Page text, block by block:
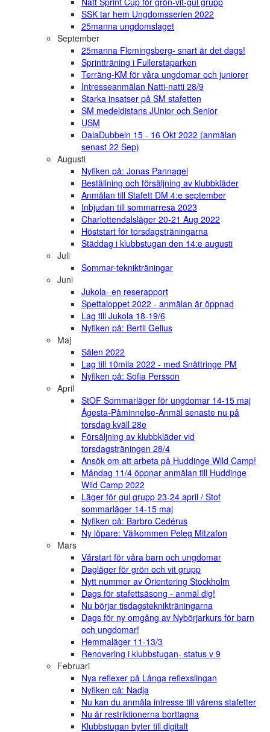
SSK tar hem Ungdomsserien 2022
25manna ungdomslaget
September
25manna Flemingsberg- snart är det dags!
Sprintträning i Fullerstaparken
Terräng-KM för våra ungdomar och juniorer
Intresseanmälan Natti-natti 28/9
Starka insatser på SM stafetten
SM medeldistans JUnior och Senior
USM
DalaDubbeln 15 - 16 Okt 2022 (anmälan
senast 22 Sep)
Augusti
Nyfiken på: Jonas Pannagel
Beställning och försäljning av klubbkläder
Anmälan till Stafett DM 4:e september
Inbjudan till sommarresa 2023
Charlottendalsläger 20-21 Aug 2022
Höststart för torsdagsträningarna
Städdag i klubbstugan den 14:e augusti
Juli
Sommar-teknikträningar
Juni
Jukola- en reserapport
Spettaloppet 2022 - anmälan är öppnad
Lag till Jukola 18-19/6
Nyfiken på: Bertil Gelius
Maj
Sälen 2022
Lag till 10mila 2022 - med Snättringe PM
Nyfiken på: Sofia Persson
April
StOF Sommarläger för ungdomar 14-15 maj
Ågesta-Påminnelse-Anmäl senaste nu på
torsdag kväll 28e
Försäljning av klubbkläder vid
torsdagsträningen 28/4
Ansök om att arbeta på Huddinge Wild Camp!
Måndag 11/4 öppnar anmälan till Huddinge
Wild Camp 2022
Läger för gul grupp 23-24 april / Stof
sommarläger 14-15 maj
Nyfiken på: Barbro Cedérus
Ny löpare: Välkommen Peleg Mitzafon
Mars
Vårstart för våra barn och ungdomar
Dagläger för grön och vit grupp
Nytt nummer av Orientering Stockholm
Dags för stafettsäsong - anmäl dig!
Nu börjar tisdagsteknikträningarna
Dags för ny omgång av Nybörjarkurs för barn
och ungdomar!
Hemmaläger 11-13/3
Renovering i klubbstugan- status v 9
Februari
Nya reflexer på Långa reflexslingan
Nyfiken på: Nadja
Nu kan du anmäla intresse till vårens stafetter
Nu är restriktionerna borttagna
Klubbstugan byter till digitalt